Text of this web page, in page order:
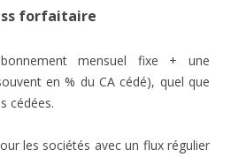
forfaitaire
mensuel fixe + une
en % du CA cédé), quel que
cédées.
les sociétés avec un flux régulier